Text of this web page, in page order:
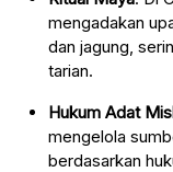
mengadakan
dan jagung,
tarian.
Hukum Adat
mengelola
berdasarkan